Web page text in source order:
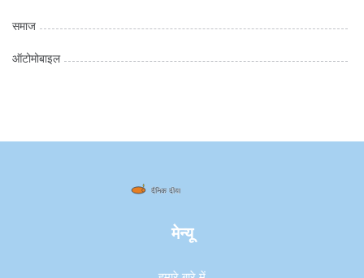
समाज
ऑटोमोबाइल
मेन्यू